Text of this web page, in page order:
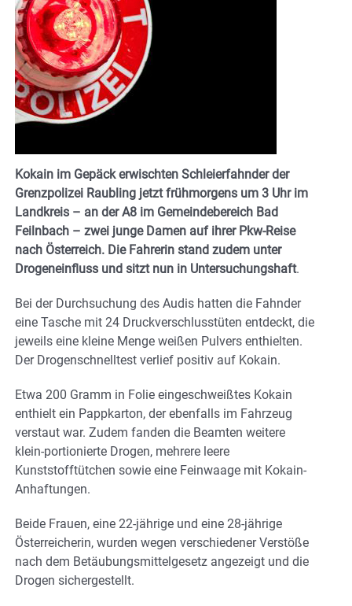
Kokain im Gepäck erwischten Schleierfahnder der
Grenzpolizei Raubling jetzt frühmorgens um 3 Uhr im
Landkreis – an der A8 im Gemeindebereich Bad
Feilnbach – zwei junge Damen auf ihrer Pkw-Reise
nach Österreich. Die Fahrerin stand zudem unter
Drogeneinfluss und sitzt nun in Untersuchungshaft.
Bei der Durchsuchung des Audis hatten die Fahnder
eine Tasche mit 24 Druckverschlusstüten entdeckt, die
jeweils eine kleine Menge weißen Pulvers enthielten.
Der Drogenschnelltest verlief positiv auf Kokain.
Etwa 200 Gramm in Folie eingeschweißtes Kokain
enthielt ein Pappkarton, der ebenfalls im Fahrzeug
verstaut war. Zudem fanden die Beamten weitere
klein-portionierte Drogen, mehrere leere
Kunststofftütchen sowie eine Feinwaage mit Kokain-
Anhaftungen.
Beide Frauen, eine 22-jährige und eine 28-jährige
Österreicherin, wurden wegen verschiedener Verstöße
nach dem Betäubungsmittelgesetz angezeigt und die
Drogen sichergestellt.